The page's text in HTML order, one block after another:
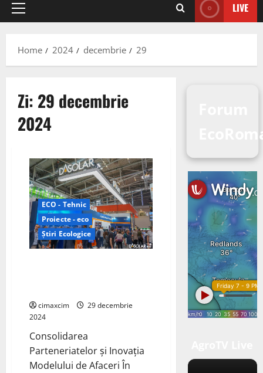
Primary
LIVE
Home 2024 decembrie 29
Zi: 29 decembrie
2024
ECO - Tehnic
Proiecte - eco
Știri Ecologice
cimaxcim
29 decembrie
2024
Consolidarea
Parteneriatelor și Inovația
Modelului de Afaceri În